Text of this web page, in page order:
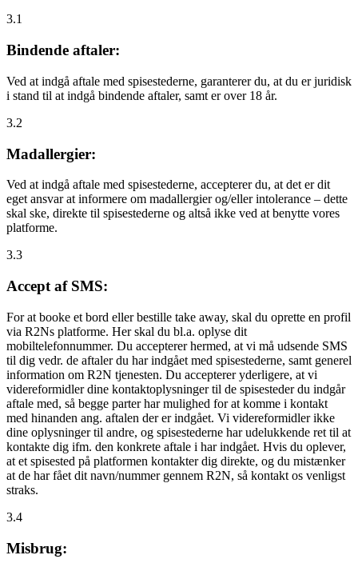
3.1
Bindende aftaler:
Ved at indgå aftale med spisestederne, garanterer du, at du er juridisk
i stand til at indgå bindende aftaler, samt er over 18 år.
3.2
Madallergier:
Ved at indgå aftale med spisestederne, accepterer du, at det er dit
eget ansvar at informere om madallergier og/eller intolerance – dette
skal ske, direkte til spisestederne og altså ikke ved at benytte vores
platforme.
3.3
Accept af SMS:
For at booke et bord eller bestille take away, skal du oprette en profil
via R2Ns platforme. Her skal du bl.a. oplyse dit
mobiltelefonnummer. Du accepterer hermed, at vi må udsende SMS
til dig vedr. de aftaler du har indgået med spisestederne, samt generel
information om R2N tjenesten. Du accepterer yderligere, at vi
videreformidler dine kontaktoplysninger til de spisesteder du indgår
aftale med, så begge parter har mulighed for at komme i kontakt
med hinanden ang. aftalen der er indgået. Vi videreformidler ikke
dine oplysninger til andre, og spisestederne har udelukkende ret til at
kontakte dig ifm. den konkrete aftale i har indgået. Hvis du oplever,
at et spisested på platformen kontakter dig direkte, og du mistænker
at de har fået dit navn/nummer gennem R2N, så kontakt os venligst
straks.
3.4
Misbrug: